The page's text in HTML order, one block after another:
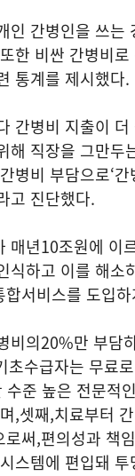
인 간병인을 쓰는
한 비싼 간병비
통계를 제시했다.
간병비 지출이
해 직장을 그만두
간병비 부담으로‘간
고 진단했다.
매년10조원에 이
식하고 이를 해소
서비스를 도입
비의20%만 부담
초수급자는 무료
수준 높은 전문적
,셋째,치료부터
로써,편의성과 책
스템에 편입돼